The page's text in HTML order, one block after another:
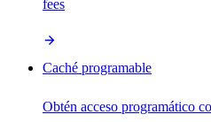
fees
Caché programable
Obtén acceso programático